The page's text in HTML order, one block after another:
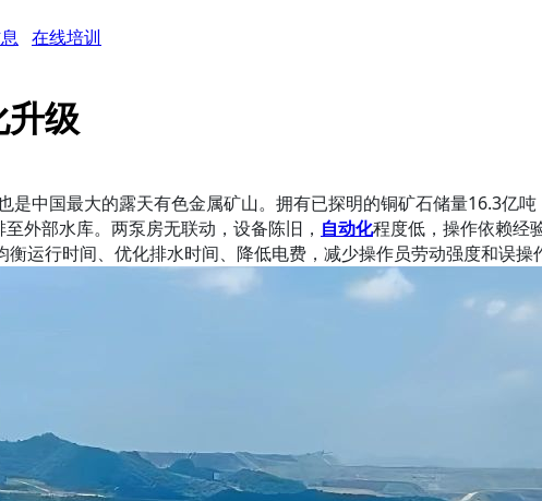
在线培训
升级
中国最大的露天有色金属矿山。拥有已探明的铜矿石储量16.3亿
外部水库。两泵房无联动，设备陈旧， 自动化程度低，操作依赖经
运行时间、优化排水时间、降低电费，减少操作员劳动强度和误操